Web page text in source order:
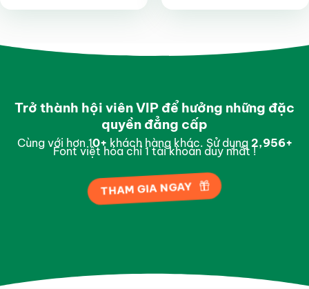
hạng4.85
hạng55
Trở thành hội viên VIP để hưởng những đặc
quyền đẳng cấp
Cùng với hơn 10+ khách hàng khác. Sử dụng 2,996+
Font việt hóa chỉ 1 tài khoản duy nhất !
THAM GIA NGAY